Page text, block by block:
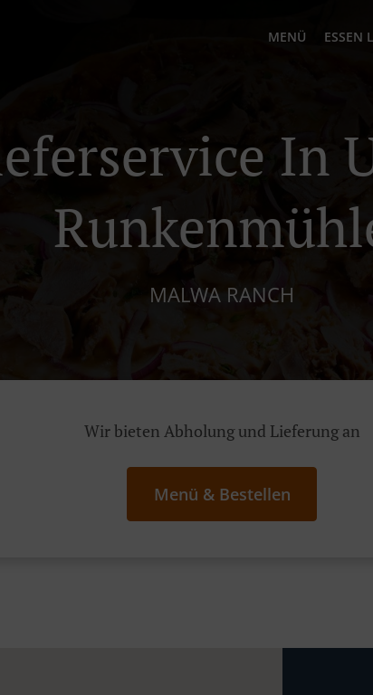
MENÜ ESSEN
In
MALWA RANCH
Wir bieten Abholung und Lieferung an
Menü & Bestellen